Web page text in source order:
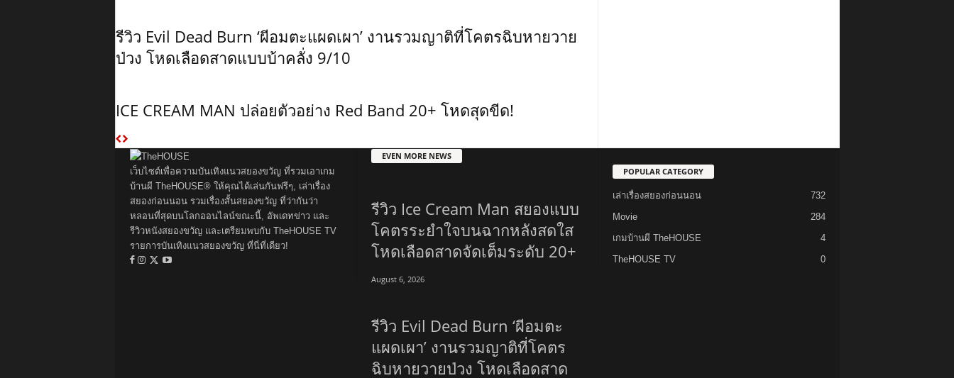
รีวิว Evil Dead Burn ‘ผีอมตะแผดเผา’ งานรวมญาติที่โคตรฉิบหายวาย
ป่วง โหดเลือดสาดแบบบ้าคลั่ง 9/10
ICE CREAM MAN ปล่อยตัวอย่าง Red Band 20+ โหดสุดขีด!
เว็บไซต์เพื่อความบันเทิงแนวสยองขวัญ ที่รวมเอาเกม
บ้านผี TheHOUSE® ให้คุณได้เล่นกันฟรีๆ, เล่าเรื่อง
สยองก่อนนอน รวมเรื่องสั้นสยองขวัญ ที่ว่ากันว่า
หลอนที่สุดบนโลกออนไลน์ขณะนี้, อัพเดทข่าว และ
รีวิวหนังสยองขวัญ และเตรียมพบกับ TheHOUSE TV
รายการบันเทิงแนวสยองขวัญ ที่นี่ที่เดียว!
EVEN MORE NEWS
รีวิว Ice Cream Man สยองแบบ
โคตรระยำใจบนฉากหลังสดใส
โหดเลือดสาดจัดเต็มระดับ 20+
August 6, 2026
รีวิว Evil Dead Burn ‘ผีอมตะ
แผดเผา’ งานรวมญาติที่โคตร
ฉิบหายวายป่วง โหดเลือดสาด
POPULAR CATEGORY
เล่าเรื่องสยองก่อนนอน
732
Movie
284
เกมบ้านผี TheHOUSE
4
TheHOUSE TV
0